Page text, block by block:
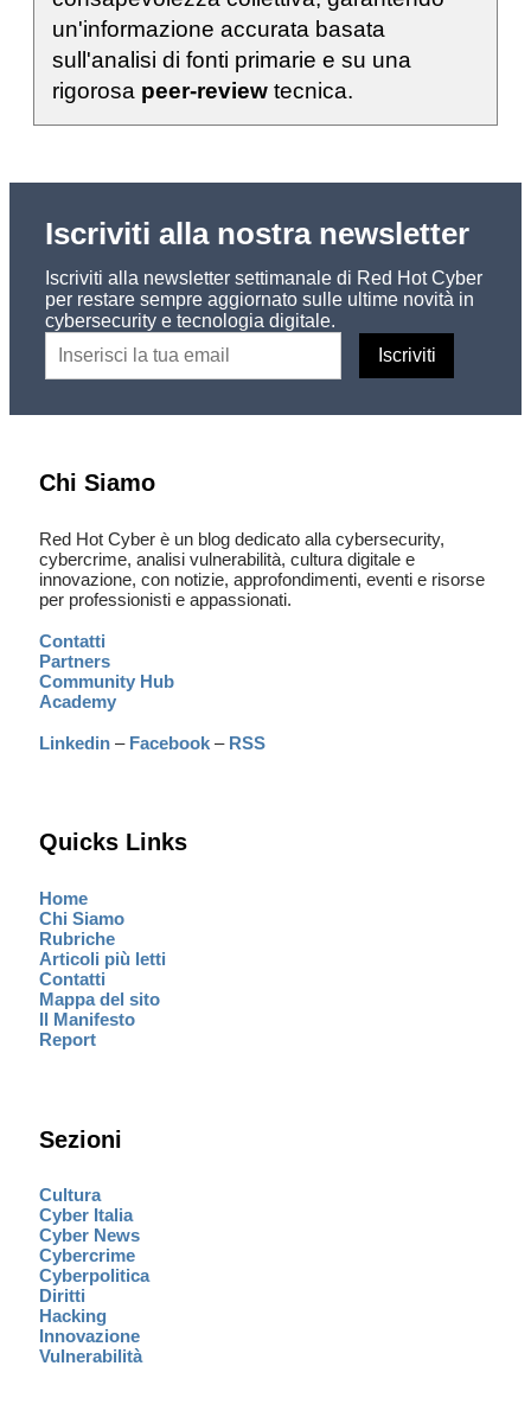
un'informazione accurata basata
sull'analisi di fonti primarie e su una
rigorosa peer-review tecnica.
Iscriviti alla nostra newsletter
Iscriviti alla newsletter settimanale di Red Hot Cyber
per restare sempre aggiornato sulle ultime novità in
cybersecurity e tecnologia digitale.
Chi Siamo
Red Hot Cyber è un blog dedicato alla cybersecurity,
cybercrime, analisi vulnerabilità, cultura digitale e
innovazione, con notizie, approfondimenti, eventi e risorse
per professionisti e appassionati.
Contatti
Partners
Community Hub
Academy
Linkedin – Facebook – RSS
Quicks Links
Home
Chi Siamo
Rubriche
Articoli più letti
Contatti
Mappa del sito
Il Manifesto
Report
Sezioni
Cultura
Cyber Italia
Cyber News
Cybercrime
Cyberpolitica
Diritti
Hacking
Innovazione
Vulnerabilità